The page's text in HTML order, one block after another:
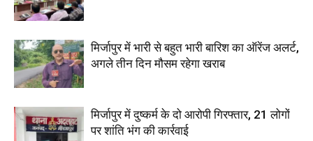
मिर्जापुर में भारी से बहुत भारी बारिश का ऑरेंज अलर्ट,
अगले तीन दिन मौसम रहेगा खराब
मिर्जापुर में दुष्कर्म के दो आरोपी गिरफ्तार, 21 लोगों
पर शांति भंग की कार्रवाई